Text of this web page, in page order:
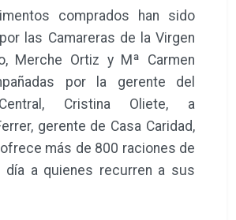
comprados han sido
las Camareras de la Virgen
Merche Ortiz y Mª Carmen
por la gerente del
Cristina Oliete, a
gerente de Casa Caridad,
más de 800 raciones de
día a quienes recurren a sus